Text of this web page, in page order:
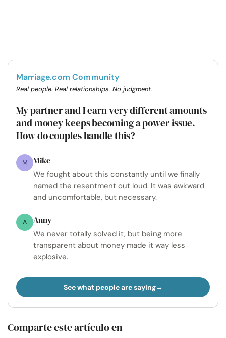
Marriage.com Community
Real people. Real relationships. No judgment.
My partner and I earn very different amounts
and money keeps becoming a power issue.
How do couples handle this?
M Mike
We fought about this constantly until we finally
named the resentment out loud. It was awkward
and uncomfortable, but necessary.
A Anny
We never totally solved it, but being more
transparent about money made it way less
explosive.
See what people are saying
Comparte este artículo en